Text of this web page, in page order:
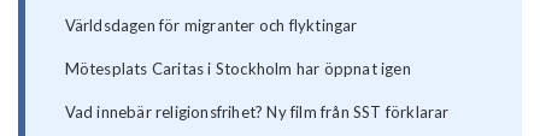
Världsdagen för migranter och flyktingar
Mötesplats Caritas i Stockholm har öppnat igen
Vad innebär religionsfrihet? Ny film från SST förklarar